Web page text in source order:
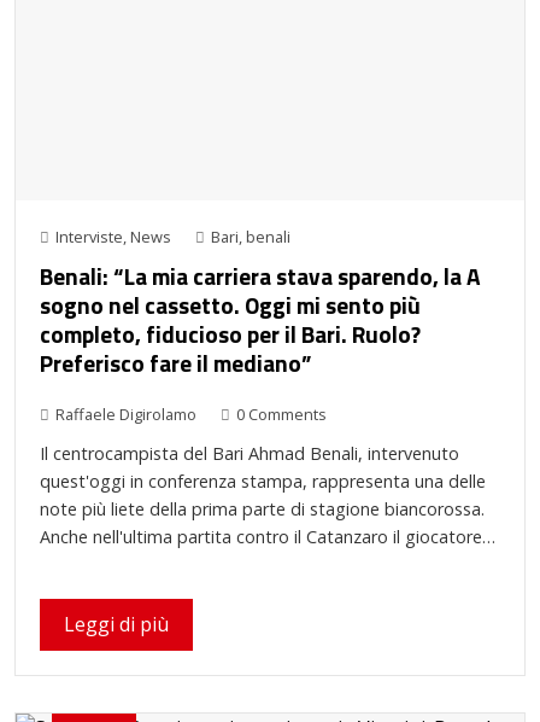
Interviste, News Bari, benali
Benali: “La mia carriera stava sparendo, la A
sogno nel cassetto. Oggi mi sento più
completo, fiducioso per il Bari. Ruolo?
Preferisco fare il mediano”
Raffaele Digirolamo 0 Comments
Il centrocampista del Bari Ahmad Benali, intervenuto
quest'oggi in conferenza stampa, rappresenta una delle
note più liete della prima parte di stagione biancorossa.
Anche nell'ultima partita contro il Catanzaro il giocatore…
Leggi di più